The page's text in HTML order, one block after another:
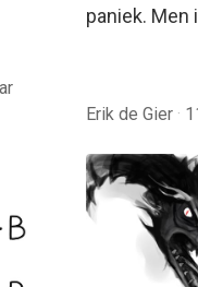
paniek. Men
Erik de Gier ·